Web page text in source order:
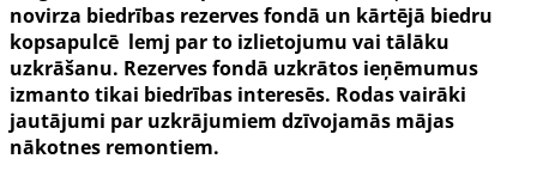
novirza biedrības rezerves fondā un kārtējā biedru
kopsapulcē lemj par to izlietojumu vai tālāku
uzkrāšanu. Rezerves fondā uzkrātos ieņēmumus
izmanto tikai biedrības interesēs. Rodas vairāki
jautājumi par uzkrājumiem dzīvojamās mājas
nākotnes remontiem.